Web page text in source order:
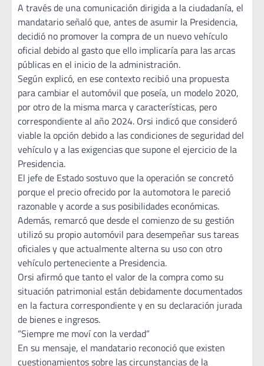
A través de una comunicación dirigida a la ciudadanía, el
mandatario señaló que, antes de asumir la Presidencia,
decidió no promover la compra de un nuevo vehículo
oficial debido al gasto que ello implicaría para las arcas
públicas en el inicio de la administración.
Según explicó, en ese contexto recibió una propuesta
para cambiar el automóvil que poseía, un modelo 2020,
por otro de la misma marca y características, pero
correspondiente al año 2024. Orsi indicó que consideró
viable la opción debido a las condiciones de seguridad del
vehículo y a las exigencias que supone el ejercicio de la
Presidencia.
El jefe de Estado sostuvo que la operación se concretó
porque el precio ofrecido por la automotora le pareció
razonable y acorde a sus posibilidades económicas.
Además, remarcó que desde el comienzo de su gestión
utilizó su propio automóvil para desempeñar sus tareas
oficiales y que actualmente alterna su uso con otro
vehículo perteneciente a Presidencia.
Orsi afirmó que tanto el valor de la compra como su
situación patrimonial están debidamente documentados
en la factura correspondiente y en su declaración jurada
de bienes e ingresos.
“Siempre me moví con la verdad”
En su mensaje, el mandatario reconoció que existen
cuestionamientos sobre las circunstancias de la